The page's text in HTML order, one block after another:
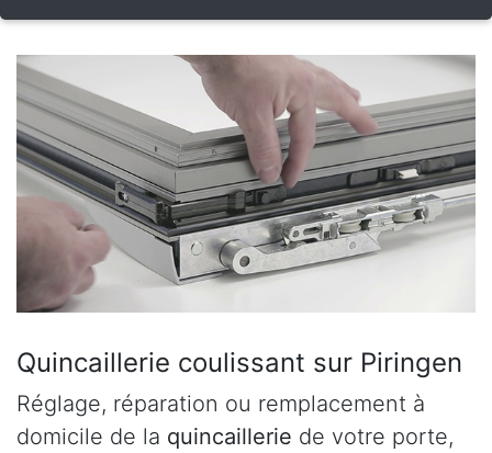
Quincaillerie coulissant sur Piringen
Réglage, réparation ou remplacement à
domicile de la quincaillerie de votre porte,